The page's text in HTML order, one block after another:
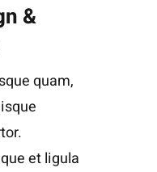
&
quam,
et ligula